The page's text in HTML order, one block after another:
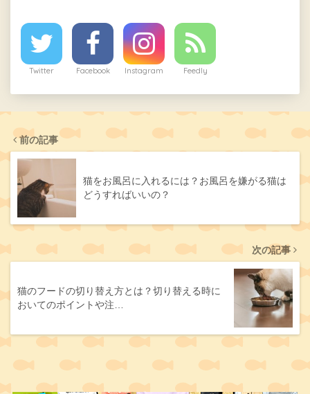
Twitter Facebook Instagram Feedly
前の記事
猫をお風呂に入れるには？お風呂を嫌がる猫は
どうすればいいの？
次の記事
猫のフードの切り替え方とは？切り替える時に
おいてのポイントや注…